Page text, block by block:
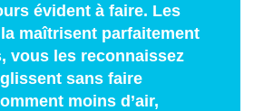
évident à faire. Les
maîtrisent parfaitement
vous les reconnaissez
sans faire
moins d’air,